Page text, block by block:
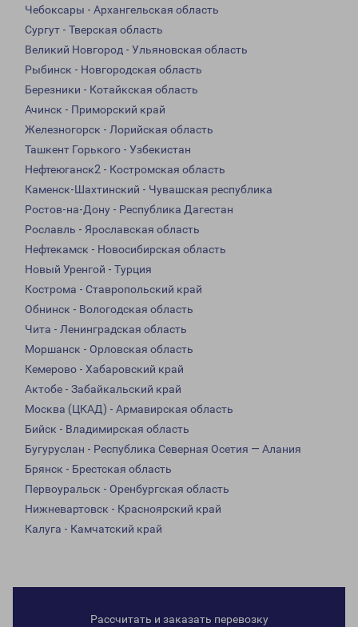
Чебоксары - Архангельская область
Сургут - Тверская область
Великий Новгород - Ульяновская область
Рыбинск - Новгородская область
Березники - Котайкская область
Ачинск - Приморский край
Железногорск - Лорийская область
Ташкент Горького - Узбекистан
Нефтеюганск2 - Костромская область
Каменск-Шахтинский - Чувашская республика
Ростов-на-Дону - Республика Дагестан
Рославль - Ярославская область
Нефтекамск - Новосибирская область
Новый Уренгой - Турция
Кострома - Ставропольский край
Обнинск - Вологодская область
Чита - Ленинградская область
Моршанск - Орловская область
Кемерово - Хабаровский край
Актобе - Забайкальский край
Москва (ЦКАД) - Армавирская область
Бийск - Владимирская область
Бугуруслан - Республика Северная Осетия — Алания
Брянск - Брестская область
Первоуральск - Оренбургская область
Нижневартовск - Красноярский край
Калуга - Камчатский край
Рассчитать и заказать перевозку